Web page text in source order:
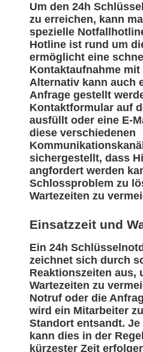
Um den 24h
zu erreichen, kann
spezielle
Hotline ist rund um
ermöglicht eine
Kontaktaufnahme
Alternativ kann auch
Anfrage gestellt
Kontaktformular auf
ausfüllt oder eine E-
diese verschiedenen
sichergestellt, dass
angfordert werden
Schlossproblem zu
Wartezeiten zu
Einsatzzeit und
Ein 24h
zeichnet sich durch
Reaktionszeiten aus,
Wartezeiten zu
Notruf oder die
wird ein Mitarbeiter
Standort entsandt.
kann dies in der
kürzester Zeit